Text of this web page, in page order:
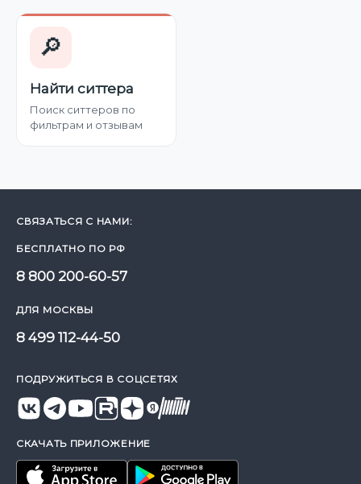
🔎
Найти ситтера
Поиск ситтеров по
фильтрам и отзывам
СВЯЗАТЬСЯ С НАМИ:
БЕСПЛАТНО ПО РФ
8 800 200-60-57
ДЛЯ МОСКВЫ
8 499 112-44-50
ПОДРУЖИТЬСЯ В СОЦСЕТЯХ
СКАЧАТЬ ПРИЛОЖЕНИЕ